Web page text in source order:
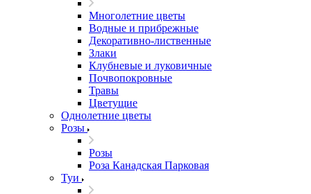
Многолетние цветы
Водные и прибрежные
Декоративно-лиственные
Злаки
Клубневые и луковичные
Почвопокровные
Травы
Цветущие
Однолетние цветы
Розы
Розы
Роза Канадская Парковая
Туи